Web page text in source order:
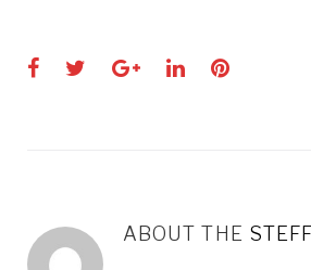
Facebook
TwitterGoogle+LinkedInPinterest
ABOUT THE